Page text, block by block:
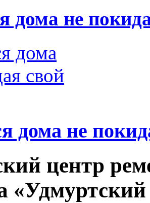
дома не
дома не
центр
«Удмуртский